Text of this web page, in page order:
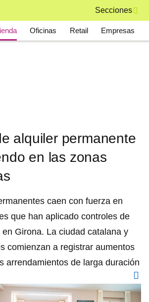
Secciones
Oficinas Retail Empresas
alquiler permanente
en las zonas
caen con fuerza en
que han aplicado controles de
Girona. La ciudad catalana y
comienzan a registrar aumentos
arrendamientos de larga duración